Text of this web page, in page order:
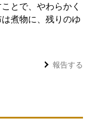
とで、やわらかく
煮物に、残りのゆ
報告する